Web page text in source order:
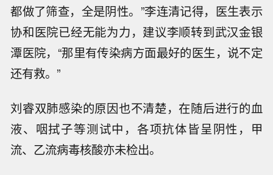
都做了筛查，全是阴性。”李连清记得，医生表示
协和医院已经无能为力，建议李顺转到武汉金银
潭医院，“那里有传染病方面最好的医生，说不定
还有救。”
刘睿双肺感染的原因也不清楚，在随后进行的血
液、咽拭子等测试中，各项抗体皆呈阴性，甲
流、乙流病毒核酸亦未检出。